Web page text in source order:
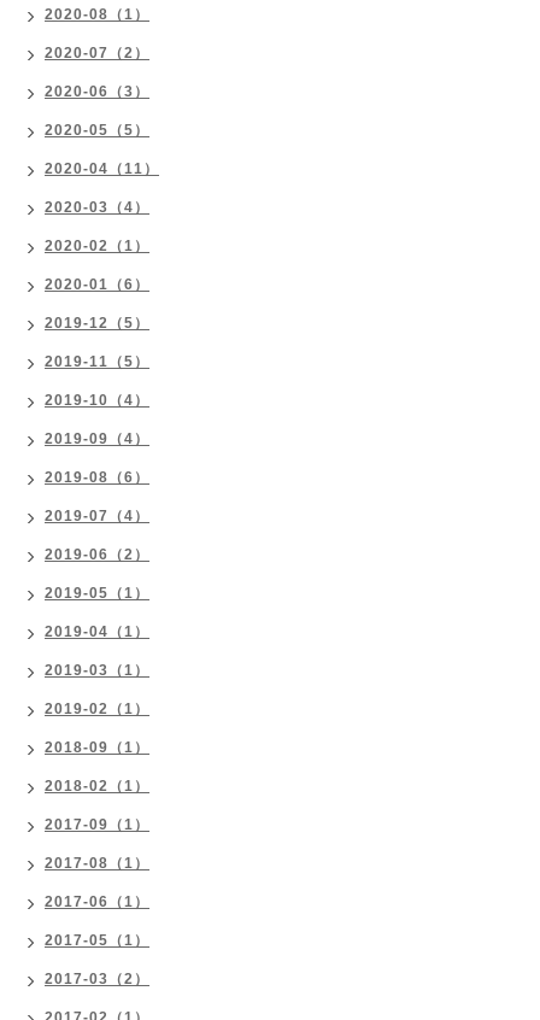
2020-08（1）
2020-07（2）
2020-06（3）
2020-05（5）
2020-04（11）
2020-03（4）
2020-02（1）
2020-01（6）
2019-12（5）
2019-11（5）
2019-10（4）
2019-09（4）
2019-08（6）
2019-07（4）
2019-06（2）
2019-05（1）
2019-04（1）
2019-03（1）
2019-02（1）
2018-09（1）
2018-02（1）
2017-09（1）
2017-08（1）
2017-06（1）
2017-05（1）
2017-03（2）